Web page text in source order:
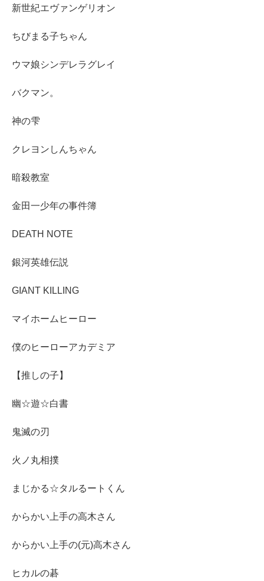
新世紀エヴァンゲリオン
ちびまる子ちゃん
ウマ娘シンデレラグレイ
バクマン。
神の雫
クレヨンしんちゃん
暗殺教室
金田一少年の事件簿
DEATH NOTE
銀河英雄伝説
GIANT KILLING
マイホームヒーロー
僕のヒーローアカデミア
【推しの子】
幽☆遊☆白書
鬼滅の刃
火ノ丸相撲
まじかる☆タルるートくん
からかい上手の高木さん
からかい上手の(元)高木さん
ヒカルの碁